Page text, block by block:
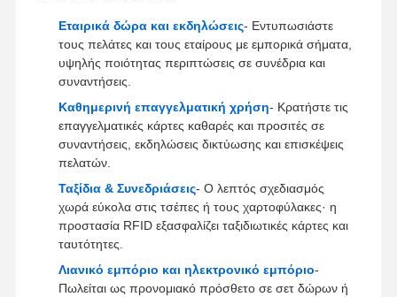
Εταιρικά δώρα και εκδηλώσεις- Εντυπωσιάστε
τους πελάτες και τους εταίρους με εμπορικά σήματα,
υψηλής ποιότητας περιπτώσεις σε συνέδρια και
συναντήσεις.
Καθημερινή επαγγελματική χρήση- Κρατήστε τις
επαγγελματικές κάρτες καθαρές και προσιτές σε
συναντήσεις, εκδηλώσεις δικτύωσης και επισκέψεις
πελατών.
Ταξίδια & Συνεδριάσεις- Ο λεπτός σχεδιασμός
χωρά εύκολα στις τσέπες ή τους χαρτοφύλακες· η
προστασία RFID εξασφαλίζει ταξιδιωτικές κάρτες και
ταυτότητες.
Λιανικό εμπόριο και ηλεκτρονικό εμπόριο-
Πωλείται ως προνομιακό πρόσθετο σε σετ δώρων ή